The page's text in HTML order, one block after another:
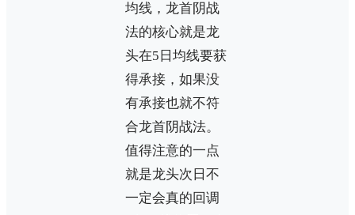
均线，龙首阴战
法的核心就是龙
头在5日均线要获
得承接，如果没
有承接也就不符
合龙首阴战法。
值得注意的一点
就是龙头次日不
一定会真的回调